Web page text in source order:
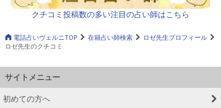
クチコミ投稿数の多い注目の占い師はこちら
電話占いヴェルニTOP 在籍占い師検索
ロゼ先生プロフィール
ロゼ先生のクチコミ
サイトメニュー
初めての方へ